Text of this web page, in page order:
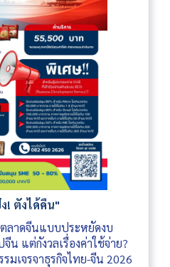
! ตังได้คืน"
ตลาดจีนแบบประหยัดงบ
น แต่กังวลเรื่องค่าใช้จ่าย?
มเจรจาธุรกิจไทย-จีน 2026